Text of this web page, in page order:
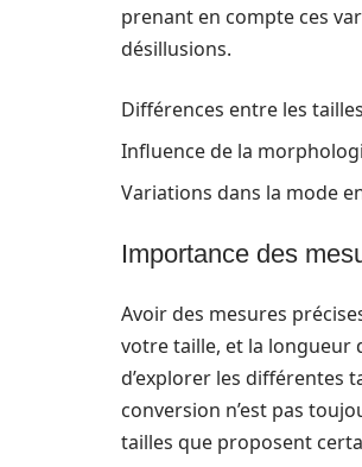
prenant en compte ces
désillusions.
Différences entre les
Influence de la
Variations dans la mode
Importance des
Avoir des mesures
votre taille, et la longueur
d’explorer les différentes
conversion n’est pas
tailles que proposent